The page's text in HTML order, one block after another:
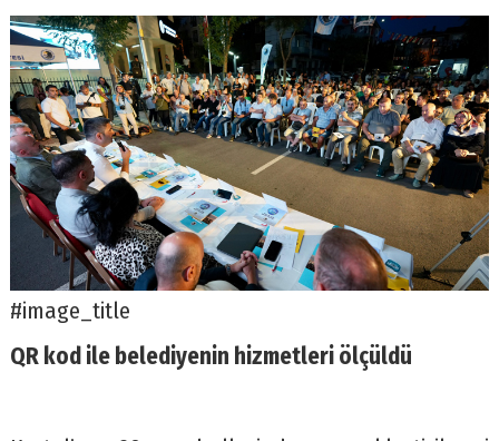
#image_title
QR kod ile belediyenin hizmetleri ölçüldü